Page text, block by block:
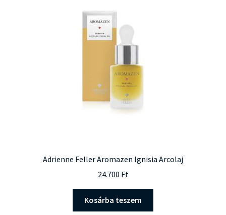
Adrienne Feller Aromazen Ignisia Arcolaj
24.700 Ft
Kosárba teszem